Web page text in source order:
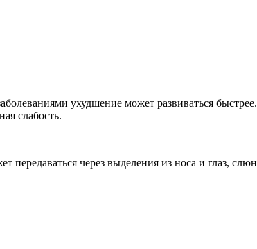
ухудшение может развиваться
слабость.
через выделения из носа и глаз,